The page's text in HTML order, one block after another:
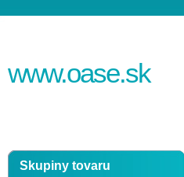
www.oase.sk
Skupiny tovaru